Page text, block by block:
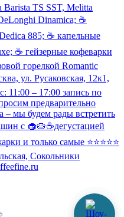
Barista TS SST, Melitta
Dinamica; ☕️
885; ☕️ капельные
☕️ гейзерные кофеварки
горелкой Romantic
ул. Русаковская, 12к1,
11:00 – 17:00 запись по
предварительно
– мы будем рады встретить
с 🧁🥧☕️дегустацией
и только самые ⭐️⭐️⭐️⭐️⭐️
Сокольники